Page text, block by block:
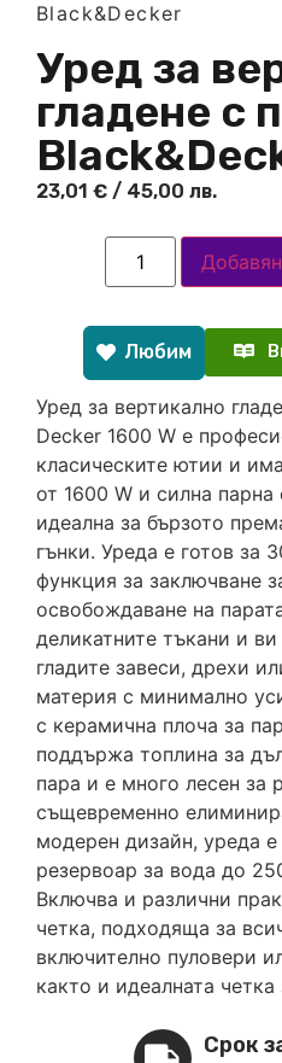
Black&Decker
Уред за
гладене с
23,01 € / 45,00 лв.
Любим
Уред за вертикално
Decker 1600 W е
класическите ютии и
от 1600 W и силна
идеална за бързото
гънки. Уреда е готов за
функция за заключване
освобождаване на
деликатните тъкани и
гладите завеси, дрехи
материя с минимално
с керамична плоча за
поддържа топлина за
пара и е много лесен за
същевременно
модерен дизайн, уреда
резервоар за вода до
Включва и различни
четка, подходяща за
включително пуловери
както и идеалната
Срок